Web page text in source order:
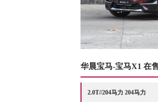
华晨宝马-宝马X1 在
2.0T//204马力 204马力